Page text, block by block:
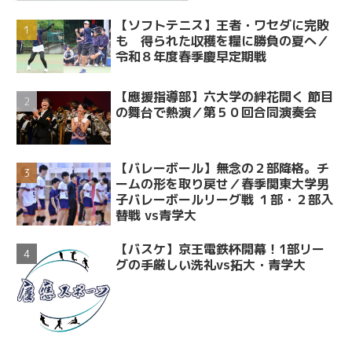
【ソフトテニス】王者・ワセダに完敗
も 得られた収穫を糧に勝負の夏へ／
令和８年度春季慶早定期戦
【應援指導部】六大学の絆花開く 節目
の舞台で熱演／第５０回合同演奏会
【バレーボール】無念の２部降格。チ
ームの形を取り戻せ／春季関東大学男
子バレーボールリーグ戦 １部・２部入
替戦 vs青学大
【バスケ】京王電鉄杯開幕！1部リー
グの手厳しい洗礼vs拓大・青学大